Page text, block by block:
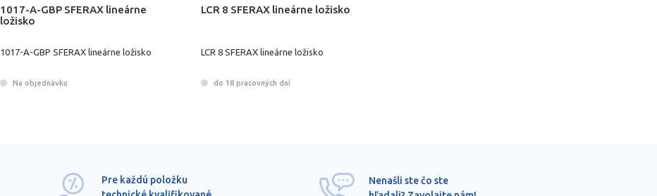
1017-A-GBP SFERAX lineárne
ložisko
1017-A-GBP SFERAX lineárne ložisko
Na objednávku
LCR 8 SFERAX lineárne ložisko
LCR 8 SFERAX lineárne ložisko
do 18 pracovných dní
Pre každú položku
Nenašli ste čo ste